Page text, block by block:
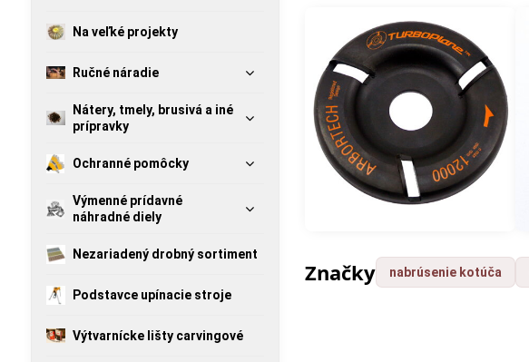
Značky nabrúsenie kotúča
Na veľké projekty
Ručné náradie
Nátery, tmely, brusivá a iné
prípravky
Ochranné pomôcky
Výmenné prídavné
náhradné diely
Nezariadený drobný sortiment
Podstavce upínacie stroje
Výtvarnícke lišty carvingové